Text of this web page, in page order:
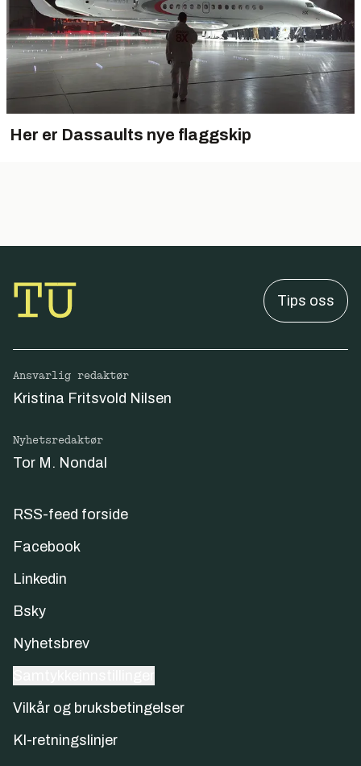
Her er Dassaults nye flaggskip
Tips oss
Ansvarlig redaktør
Kristina Fritsvold Nilsen
Nyhetsredaktør
Tor M. Nondal
RSS-feed forside
Facebook
Linkedin
Bsky
Nyhetsbrev
Vilkår og bruksbetingelser
KI-retningslinjer